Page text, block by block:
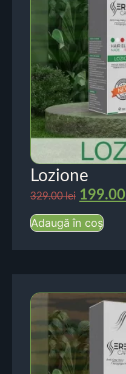
Lozione
329.00lei 199.00
Adaugă în coș